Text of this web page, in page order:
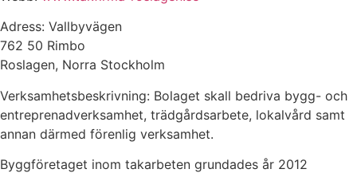
Adress: Vallbyvägen
762 50 Rimbo
Roslagen, Norra Stockholm
Verksamhetsbeskrivning: Bolaget skall bedriva bygg- och
entreprenadverksamhet, trädgårdsarbete, lokalvård samt
annan därmed förenlig verksamhet.
Byggföretaget inom takarbeten grundades år 2012